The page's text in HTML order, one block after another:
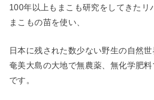
100年以上もまこも研究をしてきたリ
まこもの苗を使い、
日本に残された数少ない野生の自然世
奄美大島の大地で無農薬、無化学肥
です。